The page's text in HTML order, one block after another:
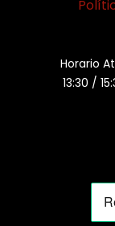
Horario
13:30 /